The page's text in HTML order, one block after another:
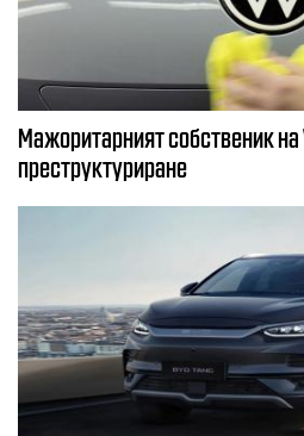
Мажоритарният собственик на
преструктуриране